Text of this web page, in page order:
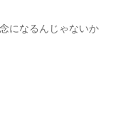
になるんじゃないか